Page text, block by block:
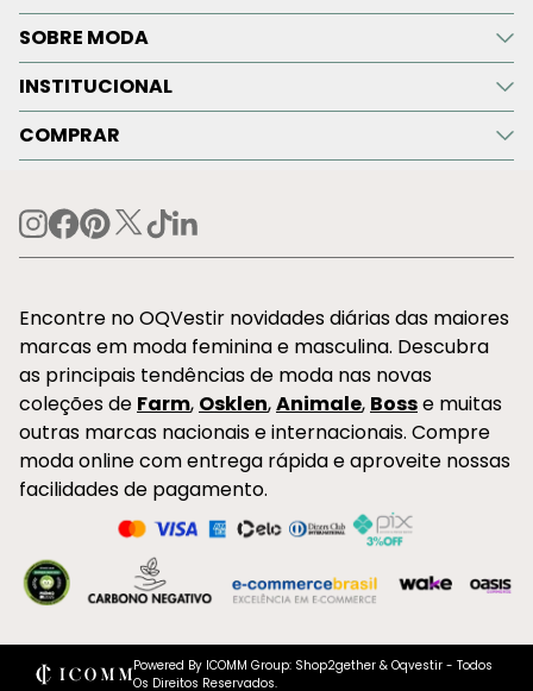
SOBRE MODA
INSTITUCIONAL
COMPRAR
Encontre no OQVestir novidades diárias das maiores
marcas em moda feminina e masculina. Descubra
as principais tendências de moda nas novas
coleções de Farm, Osklen,Animale, Bosse muitas
outras marcas nacionais e internacionais. Compre
moda online com entrega rápida e aproveite nossas
facilidades de pagamento.
Powered By ICOMM Group: Shop2gether & Oqvestir - Todos
Os Direitos Reservados.